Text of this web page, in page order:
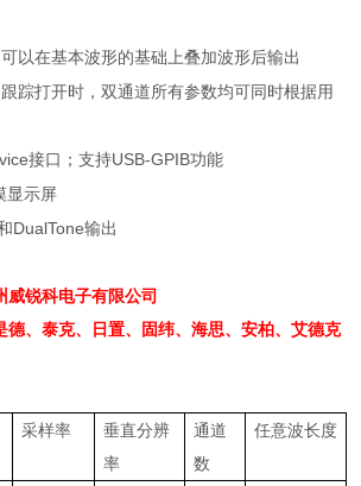
以在基本波形的基础上叠加波形后输出
踪打开时，双通道所有参数均可同时根据用
接口；支持USB-GPIB功能
显示屏
DualTone输出
威锐科电子有限公司
德、泰克、日置、固纬、海思、安柏、艾德克
采样率
垂直分辨
率
通道
数
任意波长度